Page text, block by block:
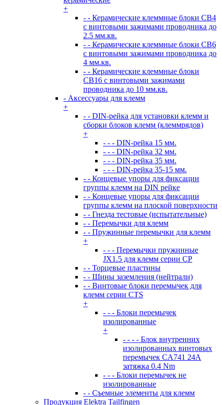
+
- - Керамические клеммные блоки CB4
с винтовыми зажимами проводника до
2.5 мм.кв.
- - Керамические клеммные блоки CB6
с винтовыми зажимами проводника до
4 мм.кв.
- - Керамические клеммные блоки
CB16 с винтовыми зажимами
проводника до 10 мм.кв.
- Аксессуары для клемм
+
- - DIN-рейка для установки клемм и
сборки блоков клемм (клеммрядов)
+
- - - DIN-рейка 15 мм.
- - - DIN-рейка 32 мм.
- - - DIN-рейка 35 мм.
- - - DIN-рейка 35-15 мм.
- - Концевые упоры для фиксации
группы клемм на DIN рейке
- - Концевые упоры для фиксации
группы клемм на плоской поверхности
- - Гнезда тестовые (испытательные)
- - Перемычки для клемм
- - Пружинные перемычки для клемм
+
- - - Перемычки пружинные
JX1.5 для клемм серии CP
- - Торцевые пластины
- - Шины заземления (нейтрали)
- - Винтовые блоки перемычек для
клемм серии CTS
+
- - - Блоки перемычек
изолированные
+
- - - - Блок внутренних
изолированных винтовых
перемычек CA741 24А
затяжка 0.4 Nm
- - - Блоки перемычек не
изолированные
- - Съемные элементы для клемм
Продукция Elektra Tailfingen